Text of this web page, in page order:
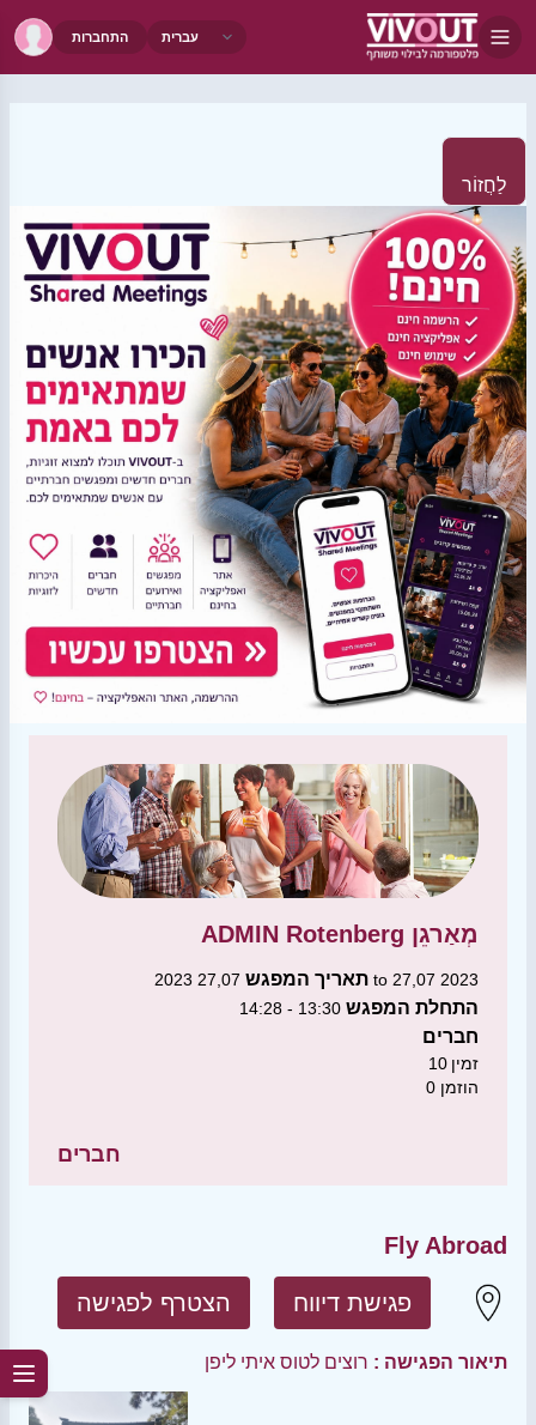
התחברות
לַחֲזוֹר
ADMIN Rotenberg מְאַרגֵן
תאריך המפגש 27,07 2023 to 27,07 2023
התחלת המפגש 13:30 - 14:28
חברים
10 זמין
0 הוזמן
חברים
Fly Abroad
הצטרף לפגישה פגישת דיווח
תיאור הפגישה : רוצים לטוס איתי ליפן